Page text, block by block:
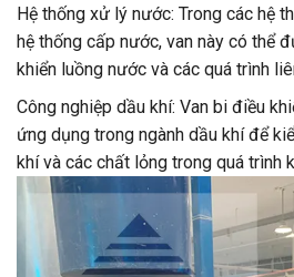
Hệ thống xử lý nước: Trong các hệ
hệ thống cấp nước, van này có thể
khiển luồng nước và các quá trình
Công nghiệp dầu khí: Van bi điều
ứng dụng trong ngành dầu khí để
khí và các chất lỏng trong quá trình